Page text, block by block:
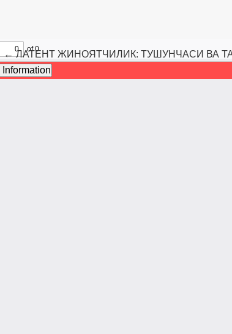
←Maqola tafsilotlariga qaytish
ЛАТЕНТ ЖИНОЯТЧИЛИК: ТУШУНЧАСИ ВА